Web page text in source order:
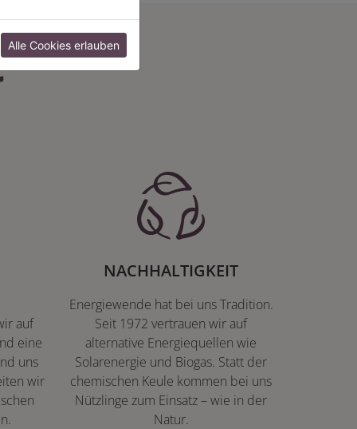
auf
eine
uns
wir
NACHHALTIGKEIT
Energiewende hat bei uns Tradition.
Seit 1972 vertrauen wir auf
alternative Energiequellen wie
Solarenergie und Biogas. Statt der
chemischen Keule kommen bei uns
Nützlinge zum Einsatz – wie in der
Natur.
Alle Cookies erlauben